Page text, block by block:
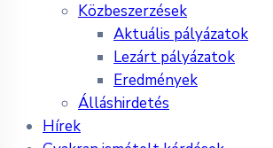
Közbeszerzések
Aktuális pályázatok
Lezárt pályázatok
Eredmények
Álláshirdetés
Hírek